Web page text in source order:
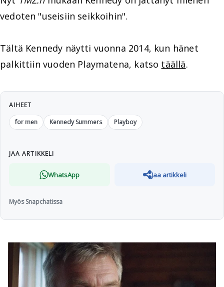
vedoten "useisiin seikkoihin".
Tältä Kennedy näytti vuonna 2014, kun hänet
palkittiin vuoden Playmatena, katso täällä.
AIHEET
for men
Kennedy Summers Playboy
JAA ARTIKKELI
WhatsApp Jaa artikkeli
Myös Snapchatissa